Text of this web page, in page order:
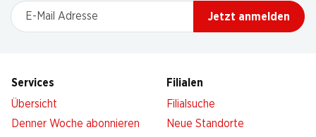
E-Mail Adresse
Jetzt anmelden
Services
Übersicht
Denner Woche abonnieren
Filialen
Filialsuche
Neue Standorte